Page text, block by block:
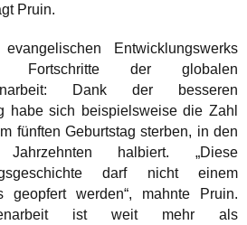
Pruin.
Entwicklungswerks
der globalen
Dank der besseren
habe sich beispielsweise die Zahl
fünften Geburtstag sterben, in den
halbiert. „Diese
darf nicht einem
geopfert werden“, mahnte Pruin.
ist weit mehr als